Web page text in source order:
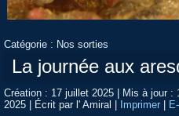
Catégorie : Nos sorties
La journée aux
Création : 17 juillet 2025 | Mis à jour :
2025 | Écrit par l' Amiral | Imprimer |